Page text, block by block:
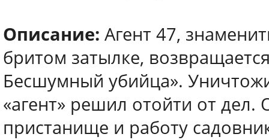
Описание: Агент 47,
бритом затылке,
Бесшумный убийца».
«агент» решил отойти от
пристанище и работу